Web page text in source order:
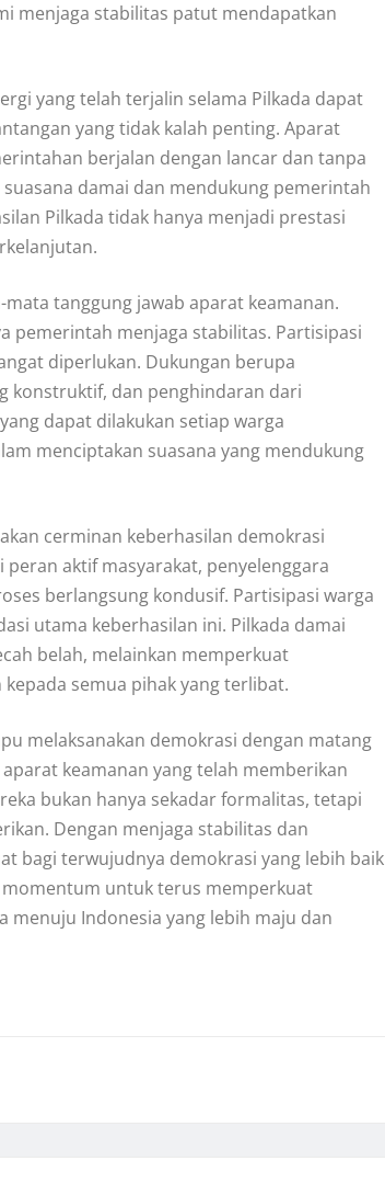
menjaga stabilitas patut mendapatkan
yang telah terjalin selama Pilkada dapat
yang tidak kalah penting. Aparat
berjalan dengan lancar dan tanpa
damai dan mendukung pemerintah
Pilkada tidak hanya menjadi prestasi
tanggung jawab aparat keamanan.
pemerintah menjaga stabilitas. Partisipasi
diperlukan. Dukungan berupa
konstruktif, dan penghindaran dari
dapat dilakukan setiap warga
menciptakan suasana yang mendukung
cerminan keberhasilan demokrasi
aktif masyarakat, penyelenggara
berlangsung kondusif. Partisipasi warga
utama keberhasilan ini. Pilkada damai
belah, melainkan memperkuat
semua pihak yang terlibat.
melaksanakan demokrasi dengan matang
keamanan yang telah memberikan
bukan hanya sekadar formalitas, tetapi
Dengan menjaga stabilitas dan
bagi terwujudnya demokrasi yang lebih baik
momentum untuk terus memperkuat
menuju Indonesia yang lebih maju dan